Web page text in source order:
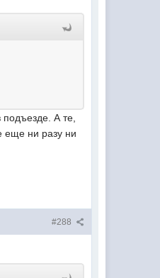
А те,
еще ни разу ни
#288